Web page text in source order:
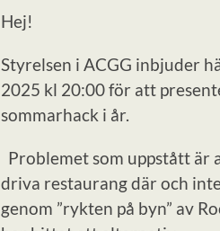
Hej!
Styrelsen i ACGG inbjuder
2025 kl 20:00 för att
sommarhack i år.
Problemet som uppstått är
driva restaurang där och
genom ”rykten på byn” av